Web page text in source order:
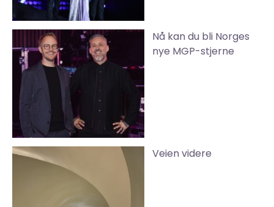
Nå kan du bli Norges
nye MGP-stjerne
Veien videre